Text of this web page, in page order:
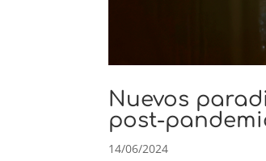
Nuevos
post-
14/06/2024